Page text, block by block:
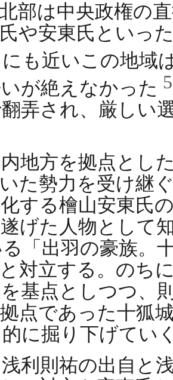
部は中央政権の
や安東氏といっ
も近いこの地域
が絶えなかった
弄され、厳しい
地方を拠点とし
た勢力を受け継
する檜山安東氏
げた人物として
「出羽の豪族。
対立する。のち
基点としつつ、
点であった十狐
に掘り下げてい
利則祐の出自と